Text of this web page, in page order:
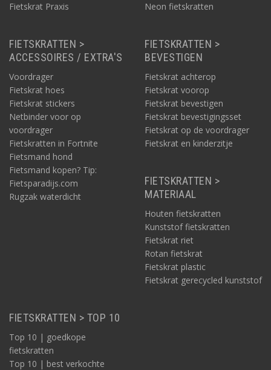
Fietskrat Praxis
Neon fietskratten
FIETSKRATTEN >
ACCESSOIRES / EXTRA'S
Voordrager
Fietskrat hoes
Fietskrat stickers
Netbinder voor op
voordrager
Fietskratten in Fortnite
Fietsmand hond
Fietsmand kopen? Tip:
Fietsparadijs.com
Rugzak waterdicht
FIETSKRATTEN >
BEVESTIGEN
Fietskrat achterop
Fietskrat voorop
Fietskrat bevestigen
Fietskrat bevestigingsset
Fietskrat op de voordrager
Fietskrat en kinderzitje
FIETSKRATTEN >
MATERIAAL
Houten fietskratten
Kunststof fietskratten
Fietskrat riet
Rotan fietskrat
Fietskrat plastic
Fietskrat gerecycled kunststof
FIETSKRATTEN > TOP 10
Top 10 | goedkope
fietskratten
Top 10 | best verkochte